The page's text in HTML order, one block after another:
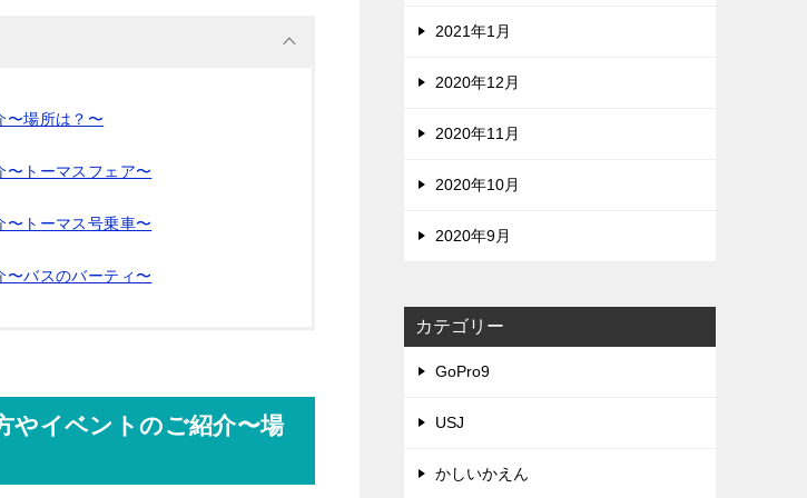
〜場所は？〜
〜トーマスフェア〜
〜トーマス号乗車〜
〜バスのバーティ〜
やイベントのご紹介〜場
2021年1月
2020年12月
2020年11月
2020年10月
2020年9月
カテゴリー
GoPro9
USJ
かしいかえん